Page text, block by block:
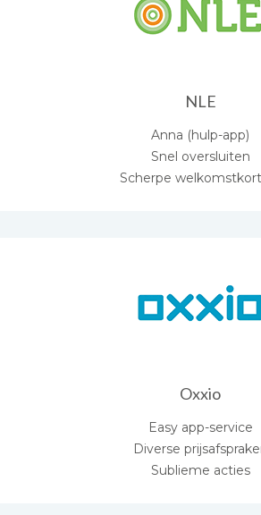
NLE
Anna (hulp-app)
Snel oversluiten
Scherpe
Oxxio
Easy app-service
Diverse
Sublieme acties